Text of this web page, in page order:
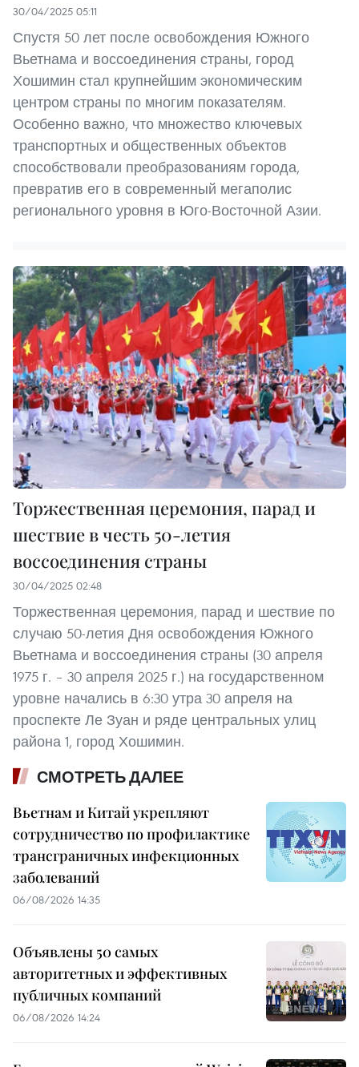
30/04/2025 05:11
Спустя 50 лет после освобождения Южного
Вьетнама и воссоединения страны, город
Хошимин стал крупнейшим экономическим
центром страны по многим показателям.
Особенно важно, что множество ключевых
транспортных и общественных объектов
способствовали преобразованиям города,
превратив его в современный мегаполис
регионального уровня в Юго-Восточной Азии.
Торжественная церемония, парад и
шествие в честь 50-летия
воссоединения страны
30/04/2025 02:48
Торжественная церемония, парад и шествие по
случаю 50-летия Дня освобождения Южного
Вьетнама и воссоединения страны (30 апреля
1975 г. – 30 апреля 2025 г.) на государственном
уровне начались в 6:30 утра 30 апреля на
проспекте Ле Зуан и ряде центральных улиц
района 1, город Хошимин.
СМОТРЕТЬ ДАЛЕЕ
Вьетнам и Китай укрепляют
сотрудничество по профилактике
трансграничных инфекционных
заболеваний
06/08/2026 14:35
Объявлены 50 самых
авторитетных и эффективных
публичных компаний
06/08/2026 14:24